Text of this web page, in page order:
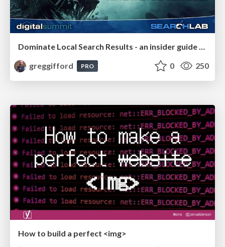
greggifford
PRO 0 250
How to build a perfect <img>